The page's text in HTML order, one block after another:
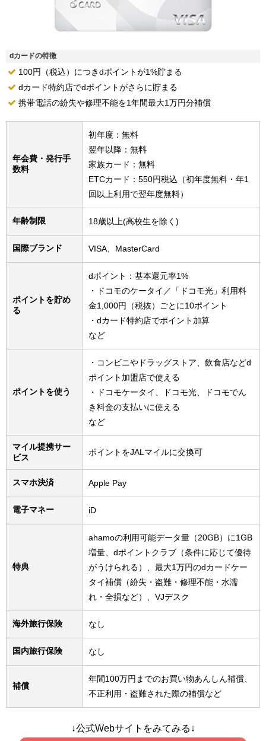
dカードの特徴
100円（税込）につきdポイントが1%貯まる
dカード特約店でdポイントがさらに貯まる
携帯電話の紛失や修理不能を1年間最大1万円分補償
年会費・発行手
数料
初年度：無料
翌年以降：無料
家族カード：無料
ETCカード：550円税込（初年度無料・年1
回以上利用で翌年度無料）
年齢制限 18歳以上(高校生を除く)
国際ブランド VISA、MasterCard
ポイントを貯め
る
dポイント：基本還元率1%
・ドコモのケータイ／「ドコモ光」利用料
金1,000円（税抜）ごとに10ポイント
・dカード特約店でポイント加算
など
ポイントを使う
・コンビニやドラッグストア、飲食店などd
ポイント加盟店で使える
・ドコモケータイ、ドコモ光、ドコモでん
き料金の支払いに使える
など
マイル提携サー
ビス
ポイントをJALマイルに交換可
スマホ決済 Apple Pay
電子マネー iD
特典
ahamoの利用可能データ量（20GB）に1GB
増量、dポイントクラブ（条件に応じて優待
がうけられる）、最大1万円のdカードケー
タイ補償（紛失・盗難・修理不能・水濡
れ・全損など）、VJデスク
海外旅行保険 なし
国内旅行保険 なし
補償
年間100万円までのお買い物あんしん補償、
不正利用・盗難された際の補償など
↓公式Webサイトをみてみる↓